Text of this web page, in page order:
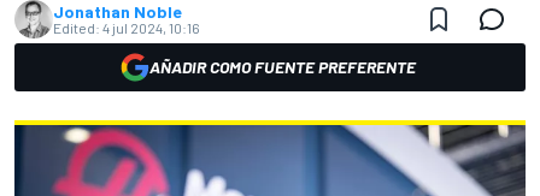
Jonathan Noble
Edited: 4 jul 2024, 10:16
AÑADIR COMO FUENTE PREFERENTE